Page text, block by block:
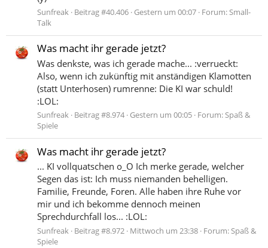
Sunfreak Beitrag #40.406 Gestern um 00:07 Forum: Small-
Talk
Was macht ihr gerade jetzt?
Was denkste, was ich gerade mache... :verrueckt:
Also, wenn ich zukünftig mit anständigen Klamotten
(statt Unterhosen) rumrenne: Die KI war schuld!
:LOL:
Sunfreak Beitrag #8.974 Gestern um 00:05 Forum:Spaß &
Spiele
Was macht ihr gerade jetzt?
... KI vollquatschen o_O Ich merke gerade, welcher
Segen das ist: Ich muss niemanden behelligen.
Familie, Freunde, Foren. Alle haben ihre Ruhe vor
mir und ich bekomme dennoch meinen
Sprechdurchfall los... :LOL:
Sunfreak Beitrag #8.972 Mittwoch um 23:38 Forum:Spaß &
Spiele